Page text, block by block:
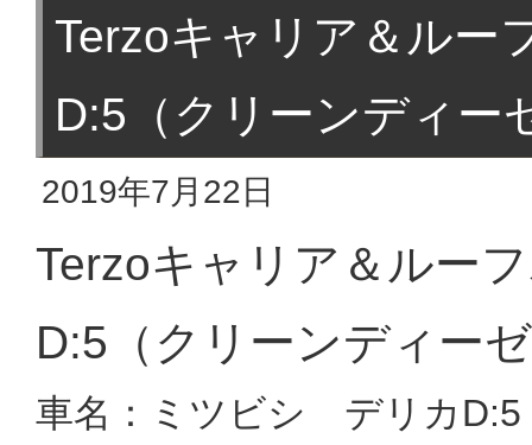
Terzoキャリア＆ルー
D:5（クリーンディー
2019年7月22日
Terzoキャリア＆ルー
D:5（クリーンディー
車名：ミツビシ デリカD:5